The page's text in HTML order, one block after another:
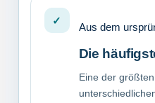
Aus dem
Die
Eine der